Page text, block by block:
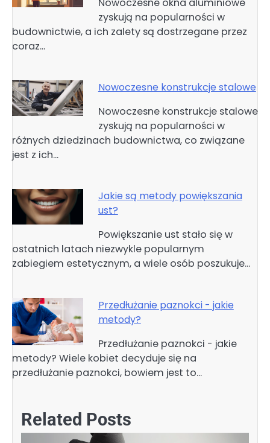
zyskują na popularności w
budownictwie, a ich zalety są dostrzegane przez
coraz…
Nowoczesne konstrukcje stalowe
Nowoczesne konstrukcje stalowe
zyskują na popularności w
różnych dziedzinach budownictwa, co związane
jest z ich…
Jakie są metody powiększania
ust?
Powiększanie ust stało się w
ostatnich latach niezwykle popularnym
zabiegiem estetycznym, a wiele osób poszukuje…
Przedłużanie paznokci - jakie
metody?
Przedłużanie paznokci - jakie
metody? Wiele kobiet decyduje się na
przedłużanie paznokci, bowiem jest to…
Related Posts